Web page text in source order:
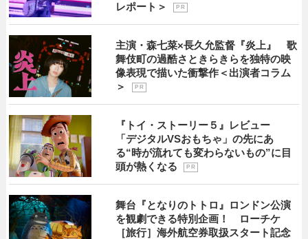
レポート＞
P R
主演・森七菜×長久允監督『炎上』 歌
舞伎町の過酷さときらきらを独特の映
像表現で描いた衝撃作＜出演者コラム
＞
P R
『トイ・ストーリー５』レビュー
「デジタルVSおもちゃ」の先にあ
る“時が流れても変わらないもの”に目
頭が熱くなる
P R
舞台『となりのトトロ』ロンドン公演
を観劇できる特別企画！ ローチケ
［旅行］海外航空券取扱スタート記念